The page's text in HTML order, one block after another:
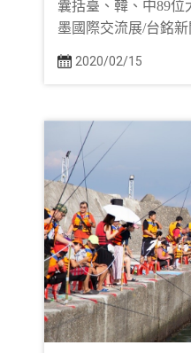
囊括臺、韓、中89位
墨國際交流展/台銘新
2020/02/15